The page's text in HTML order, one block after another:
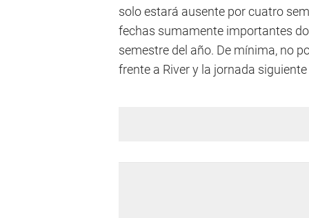
solo estará ausente por cuatro
fechas sumamente importantes
semestre del año. De mínima, no
frente a River y la jornada